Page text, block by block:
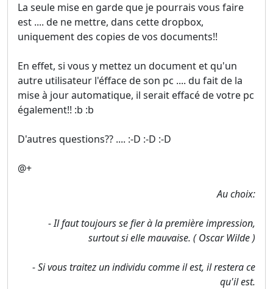
La seule mise en garde que je pourrais vous faire
est .... de ne mettre, dans cette dropbox,
uniquement des copies de vos documents!!
En effet, si vous y mettez un document et qu'un
autre utilisateur l'éfface de son pc .... du fait de la
mise à jour automatique, il serait effacé de votre pc
également!! :b :b
D'autres questions?? .... :-D :-D :-D
@+
Au choix:
- Il faut toujours se fier à la première impression,
surtout si elle mauvaise. ( Oscar Wilde )
- Si vous traitez un individu comme il est, il restera ce
qu'il est.